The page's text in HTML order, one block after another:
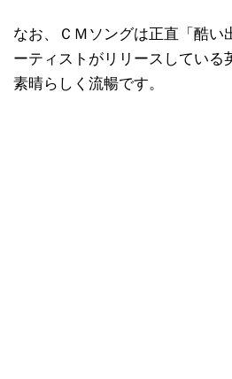
なお、ＣＭソングは正直「酷い
ーティストがリリースしている
素晴らしく流暢です。